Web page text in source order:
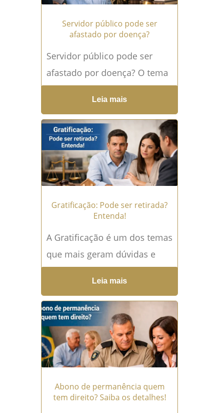
Servidor público pode ser
afastado por doença?
Servidor público pode ser
afastado por doença? O tema
Servidor público e
afastamento por doença gera
inúmeras dúvidas e
inseguranças, especialmente
quando...Leia mais →
Leia mais
Gratificação: Pode ser retirada?
Entenda!
A Gratificação é um dos temas
que mais geram dúvidas e
insegurança entre servidores
públicos. Afinal, será que ela
pode ser retirada a...Leia
mais →
Leia mais
Abono de permanência quem
tem direito? Saiba os detalhes!